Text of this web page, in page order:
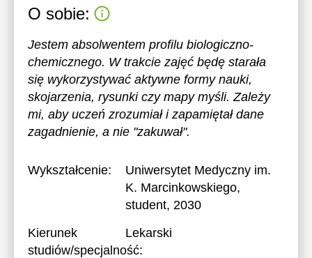
O sobie:
Jestem absolwentem profilu biologiczno-
chemicznego. W trakcie zajęć będę starała
się wykorzystywać aktywne formy nauki,
skojarzenia, rysunki czy mapy myśli. Zależy
mi, aby uczeń zrozumiał i zapamiętał dane
zagadnienie, a nie "zakuwał".
Wykształcenie:
Uniwersytet Medyczny im.
K. Marcinkowskiego,
student, 2030
Kierunek
studiów/specjalność:
Lekarski